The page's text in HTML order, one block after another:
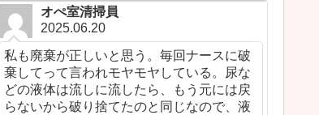
オぺ室清掃員
2025.06.20
私も廃棄が正しいと思う。毎回ナースに破
棄してって言われモヤモヤしている。尿な
どの液体は流しに流したら、もう元には戻
らないから破り捨てたのと同じなので、液